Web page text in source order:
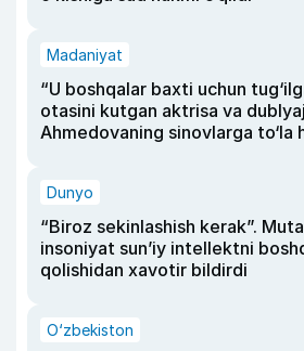
Madaniyat
“U boshqalar baxti uchun
otasini kutgan aktrisa va
Ahmedovaning sinovlarga to‘la
Dunyo
“Biroz sekinlashish kerak”.
insoniyat sun’iy intellektni
qolishidan xavotir bildirdi
O‘zbekiston